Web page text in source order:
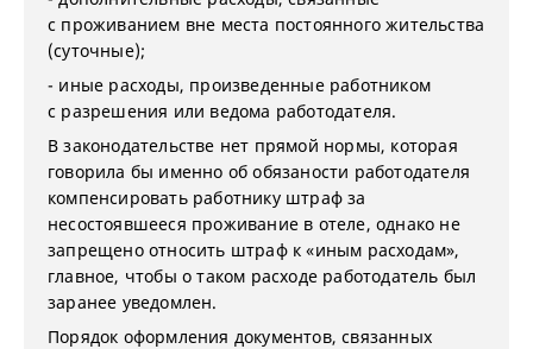
с проживанием вне места постоянного жительства
(суточные);
- иные расходы, произведенные работником
с разрешения или ведома работодателя.
В законодательстве нет прямой нормы, которая
говорила бы именно об обязаности работодателя
компенсировать работнику штраф за
несостоявшееся проживание в отеле, однако не
запрещено относить штраф к «иным расходам»,
главное, чтобы о таком расходе работодатель был
заранее уведомлен.
Порядок оформления документов, связанных